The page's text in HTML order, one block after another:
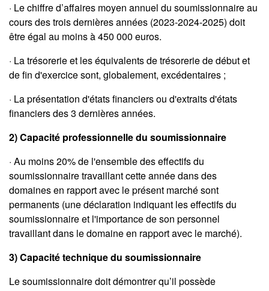
· Le chiffre d’affaires moyen annuel du soumissionnaire au
cours des trois dernières années (2023-2024-2025) doit
être égal au moins à 450 000 euros.
· La trésorerie et les équivalents de trésorerie de début et
de fin d'exercice sont, globalement, excédentaires ;
· La présentation d'états financiers ou d'extraits d'états
financiers des 3 dernières années.
2) Capacité professionnelle du soumissionnaire
· Au moins 20% de l'ensemble des effectifs du
soumissionnaire travaillant cette année dans des
domaines en rapport avec le présent marché sont
permanents (une déclaration indiquant les effectifs du
soumissionnaire et l'importance de son personnel
travaillant dans le domaine en rapport avec le marché).
3) Capacité technique du soumissionnaire
Le soumissionnaire doit démontrer qu’il possède